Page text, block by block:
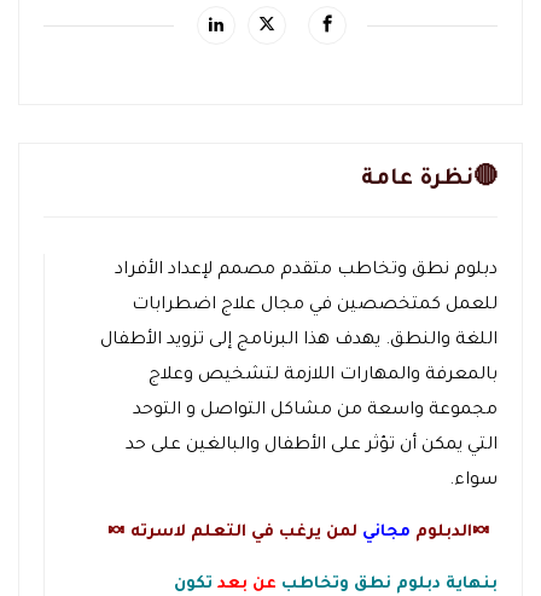
🔴نظرة عامة
دبلوم نطق وتخاطب متقدم مصمم لإعداد الأفراد
للعمل كمتخصصين في مجال علاج اضطرابات
اللغة والنطق. يهدف هذا البرنامج إلى تزويد الأطفال
بالمعرفة والمهارات اللازمة لتشخيص وعلاج
مجموعة واسعة من مشاكل التواصل و التوحد
التي يمكن أن تؤثر على الأطفال والبالغين على حد
سواء.
🍬الدبلوم مجاني لمن يرغب في التعلم لاسرته 🍬
بنهاية دبلوم نطق وتخاطب عن بعد تكون